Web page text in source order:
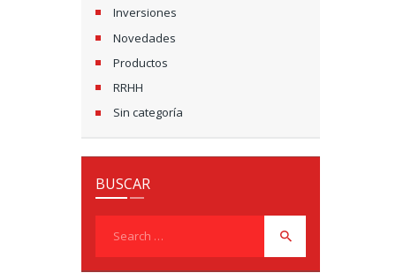
Inversiones
Novedades
Productos
RRHH
Sin categoría
BUSCAR